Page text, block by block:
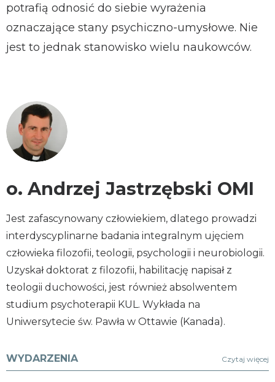
potrafią odnosić do siebie wyrażenia
oznaczające stany psychiczno-umysłowe. Nie
jest to jednak stanowisko wielu naukowców.
o. Andrzej Jastrzębski OMI
Jest zafascynowany człowiekiem, dlatego prowadzi
interdyscyplinarne badania integralnym ujęciem
człowieka filozofii, teologii, psychologii i neurobiologii.
Uzyskał doktorat z filozofii, habilitację napisał z
teologii duchowości, jest również absolwentem
studium psychoterapii KUL. Wykłada na
Uniwersytecie św. Pawła w Ottawie (Kanada).
WYDARZENIA Czytaj więcej